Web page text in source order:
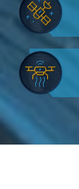
7
8
9
6
7
8